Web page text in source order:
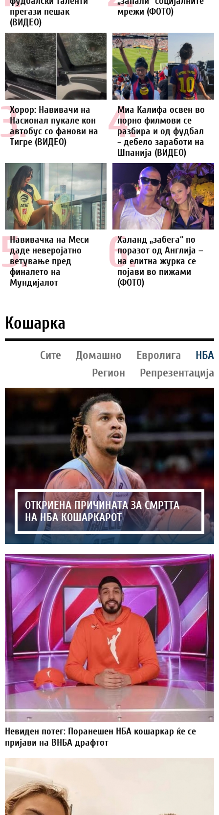
прегази пешак
(ВИДЕО)
мрежи (ФОТО)
3.
Хорор: Навивачи на
Насионал пукале кон
автобус со фанови на
Тигре (ВИДЕО)
4.
Миа Калифа освен во
порно филмови се
разбира и од фудбал
- дебело заработи на
Шпанија (ВИДЕО)
5.
Навивачка на Меси
даде неверојатно
ветување пред
финалето на
Мундијалот
6.
Халанд „забега“ по
поразот од Англија –
на елитна журка се
појави во пижами
(ФОТО)
Кошарка
Сите Домашно Евролига
НБА
Регион
Репрезентација
ОТКРИЕНА ПРИЧИНАТА ЗА СМРТТА
НА НБА КОШАРКАРОТ
Невиден потег: Поранешен НБА кошаркар ќе се
пријави на ВНБА драфтот